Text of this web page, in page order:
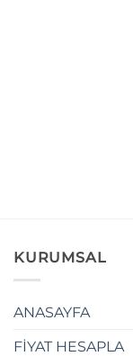
KURUMSAL
ANASAYFA
FİYAT HESAPLA